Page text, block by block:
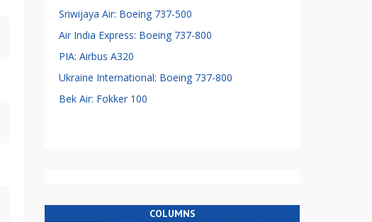
Sriwijaya Air: Boeing 737-500
Air India Express: Boeing 737-800
PIA: Airbus A320
Ukraine International: Boeing 737-800
Bek Air: Fokker 100
COLUMNS